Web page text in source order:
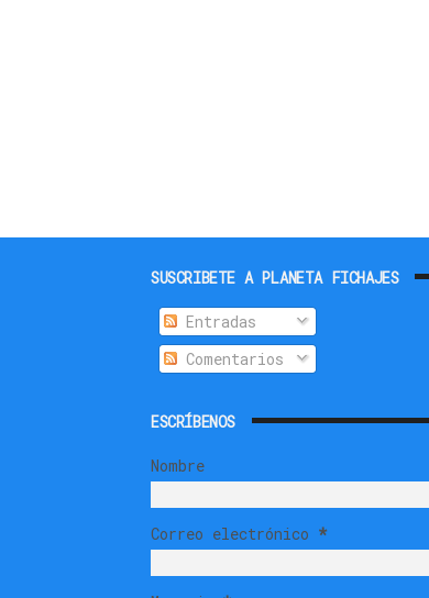
SUSCRIBETE A PLANETA FICHAJES
Entradas
Comentarios
ESCRÍBENOS
Nombre
Correo electrónico *